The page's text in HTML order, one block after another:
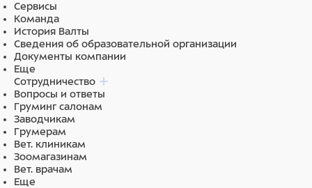
Сервисы
Команда
История Валты
Сведения об образовательной организации
Документы компании
Еще
Сотрудничество
Вопросы и ответы
Груминг салонам
Заводчикам
Грумерам
Вет. клиникам
Зоомагазинам
Вет. врачам
Еще